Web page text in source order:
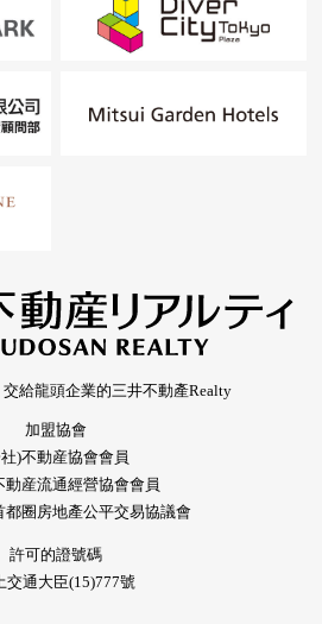
交給龍頭企業的三井不動產Realty
加盟協會
)不動産協會會員
動産流通經營協會會員
都圈房地產公平交易協議會
許可的證號碼
交通大臣(15)777號